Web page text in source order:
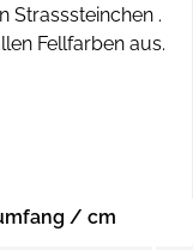
Strasssteinchen .
Fellfarben aus.
/ cm